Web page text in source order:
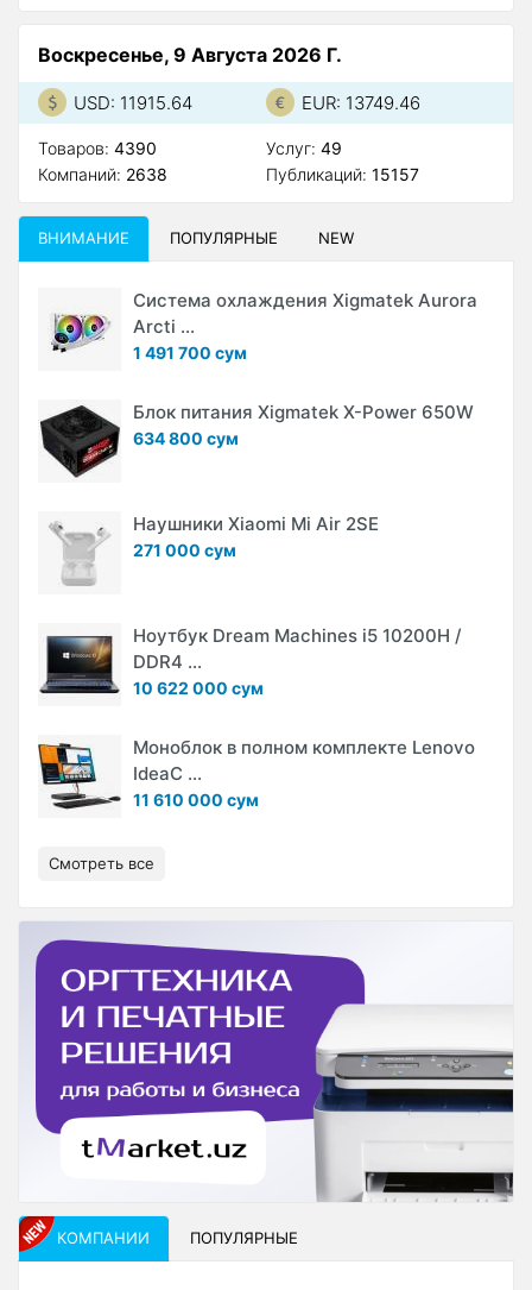
Воскресенье, 9 Августа 2026 Г.
USD: 11915.64 EUR: 13749.46
Товаров: 4390
Компаний: 2638
Услуг: 49
Публикаций: 15157
ВНИМАНИЕ ПОПУЛЯРНЫЕ NEW
Система охлаждения Xigmatek Aurora
Arcti ...
1 491 700 сум
Блок питания Xigmatek X-Power 650W
634 800 сум
Наушники Xiaomi Mi Air 2SE
271 000 сум
Ноутбук Dream Machines i5 10200H /
DDR4 ...
10 622 000 сум
Моноблок в полном комплекте Lenovo
IdeaC ...
11 610 000 сум
Смотреть все
КОМПАНИИ ПОПУЛЯРНЫЕ